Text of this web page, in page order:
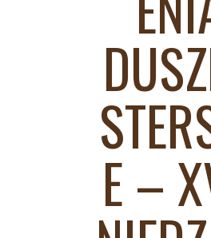
E –